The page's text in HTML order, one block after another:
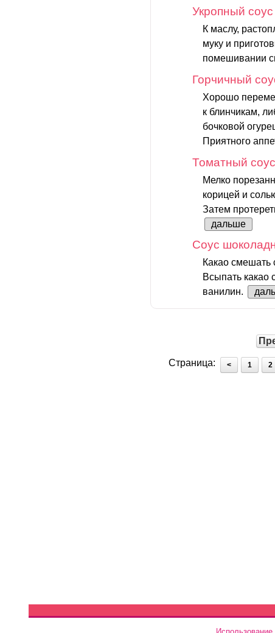
Укропный соус
К маслу,
муку и
помешивании
Горчичный
Хорошо
к блинчикам,
бочковой
Приятного
Томатный
Мелко
корицей и
Затем
дальше
Соус
Какао смешать
Всыпать какао
ванилин.
Страница: < 1 2